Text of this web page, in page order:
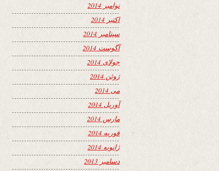
نوامبر 2014
اکتبر 2014
سپتامبر 2014
آگوست 2014
جولای 2014
ژوئن 2014
می 2014
آوریل 2014
مارس 2014
فوریه 2014
ژانویه 2014
دسامبر 2013